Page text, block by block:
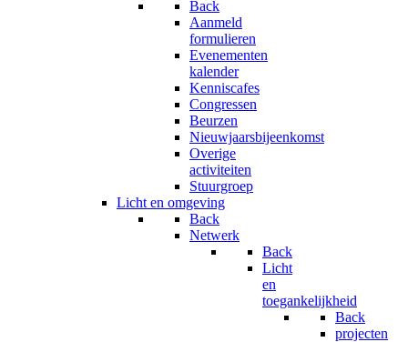
Back
Aanmeld
formulieren
Evenementen
kalender
Kenniscafes
Congressen
Beurzen
Nieuwjaarsbijeenkomst
Overige
activiteiten
Stuurgroep
Licht en omgeving
Back
Netwerk
Back
Licht
en
toegankelijkheid
Back
projecten